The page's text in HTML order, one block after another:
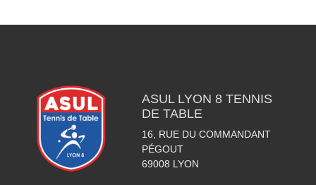
ASUL LYON 8 TENNIS
DE TABLE
16, RUE DU COMMANDANT
PÉGOUT
69008 LYON